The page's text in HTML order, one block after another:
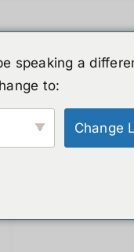
speaking a
to:
Change